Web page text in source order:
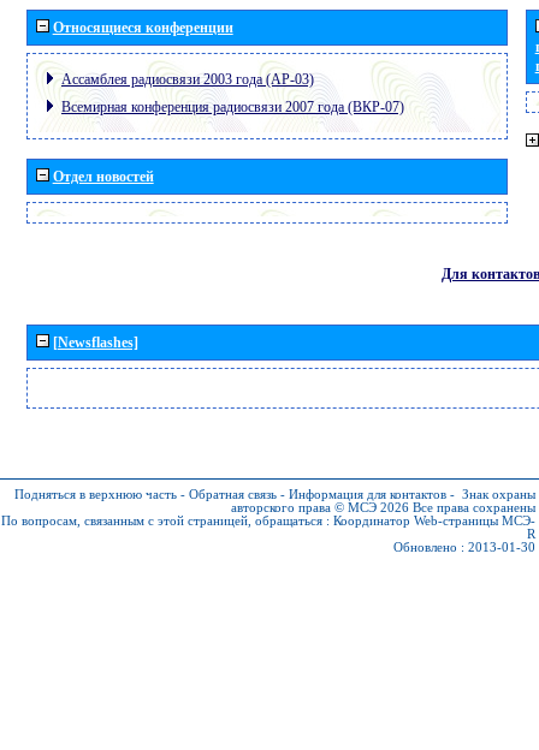
Относящиеся конференции
Ассамблея радиосвязи 2003 года (АР-03)
Всемирная конференция радиосвязи 2007 года (ВКР-07)
Отдел новостей
Для контактов
[Newsflashes]
Подняться в верхнюю часть - Обратная связь - Информация для контактов - Знак охраны
авторского права © МСЭ 2026 Все права сохранены
По вопросам, связанным с этой страницей, обращаться : Координатор Web-страницы МСЭ-
R
Обновлено : 2013-01-30